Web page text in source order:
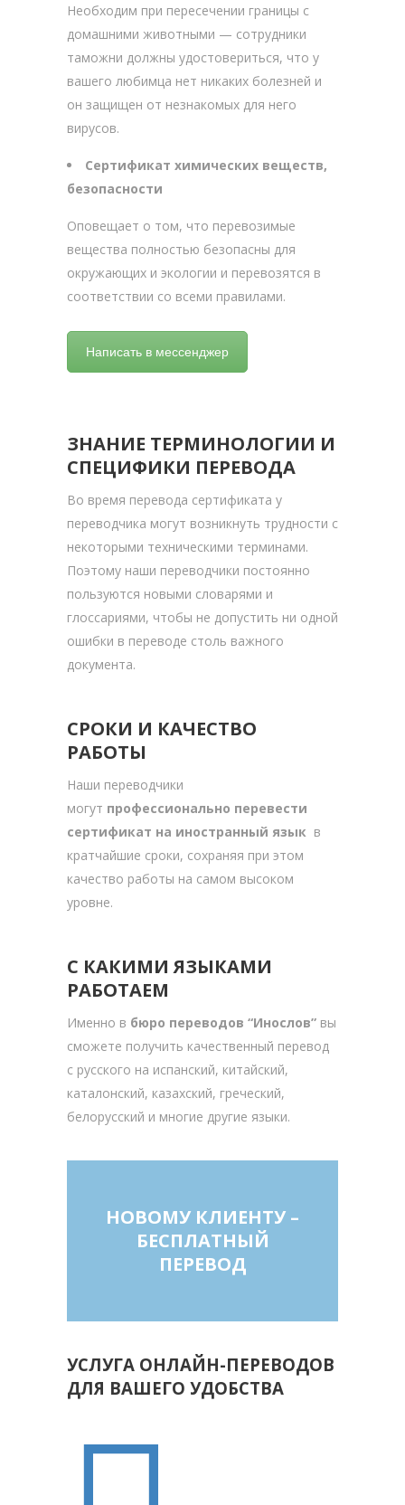
Необходим при пересечении границы с
домашними животными — сотрудники
таможни должны удостовериться, что у
вашего любимца нет никаких болезней и
он защищен от незнакомых для него
вирусов.
Сертификат химических веществ,
безопасности
Оповещает о том, что перевозимые
вещества полностью безопасны для
окружающих и экологии и перевозятся в
соответствии со всеми правилами.
Написать в мессенджер
ЗНАНИЕ ТЕРМИНОЛОГИИ И
СПЕЦИФИКИ ПЕРЕВОДА
Во время перевода сертификата у
переводчика могут возникнуть трудности с
некоторыми техническими терминами.
Поэтому наши переводчики постоянно
пользуются новыми словарями и
глоссариями, чтобы не допустить ни одной
ошибки в переводе столь важного
документа.
СРОКИ И КАЧЕСТВО
РАБОТЫ
Наши переводчики
могут профессионально перевести
сертификат на иностранный язык в
кратчайшие сроки, сохраняя при этом
качество работы на самом высоком
уровне.
С КАКИМИ ЯЗЫКАМИ
РАБОТАЕМ
Именно в бюро переводов “Инослов” вы
сможете получить качественный перевод
с русского на испанский, китайский,
каталонский, казахский, греческий,
белорусский и многие другие языки.
НОВОМУ КЛИЕНТУ –
БЕСПЛАТНЫЙ
ПЕРЕВОД
УСЛУГА ОНЛАЙН-ПЕРЕВОДОВ
ДЛЯ ВАШЕГО УДОБСТВА